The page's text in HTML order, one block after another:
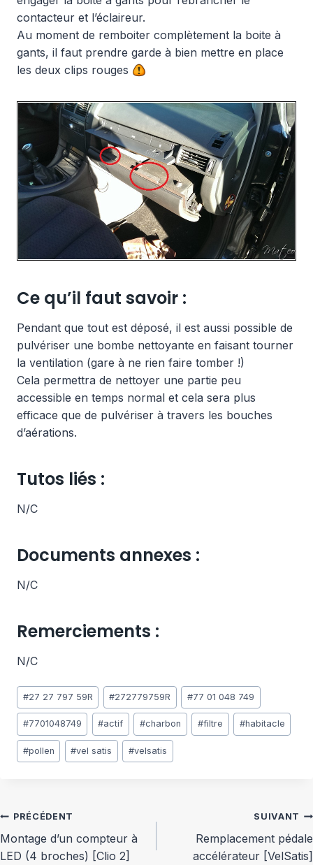
contacteur et l’éclaireur.
Au moment de remboiter complètement la boite à
gants, il faut prendre garde à bien mettre en place
les deux clips rouges
Ce qu’il faut savoir :
Pendant que tout est déposé, il est aussi possible de
pulvériser une bombe nettoyante en faisant tourner
la ventilation (gare à ne rien faire tomber !)
Cela permettra de nettoyer une partie peu
accessible en temps normal et cela sera plus
efficace que de pulvériser à travers les bouches
d’aérations.
Tutos liés :
N/C
Documents annexes :
N/C
Remerciements :
N/C
Étiquettes
de
la
publication :
#27 27 797 59R #272779759R #77 01 048 749
#7701048749 #actif #charbon #filtre #habitacle
#pollen #vel satis #velsatis
Navigation
de
PRÉCÉDENT
Montage d’un compteur à
LED (4 broches) [Clio 2]
SUIVANT
Remplacement pédale
accélérateur [VelSatis]